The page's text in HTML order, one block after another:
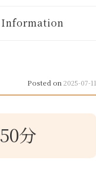
Information
Posted on 2025-07-11
50分